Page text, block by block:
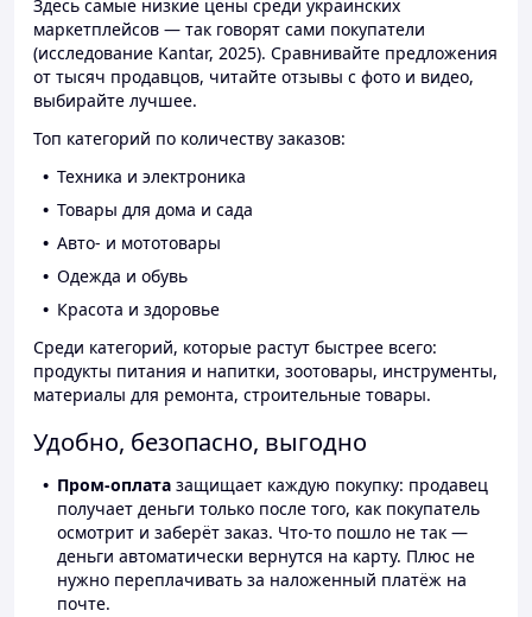
Здесь самые низкие цены среди украинских
маркетплейсов — так говорят сами покупатели
(исследование Kantar, 2025). Сравнивайте предложения
от тысяч продавцов, читайте отзывы с фото и видео,
выбирайте лучшее.
Топ категорий по количеству заказов:
Техника и электроника
Товары для дома и сада
Авто- и мототовары
Одежда и обувь
Красота и здоровье
Среди категорий, которые растут быстрее всего:
продукты питания и напитки, зоотовары, инструменты,
материалы для ремонта, строительные товары.
Удобно, безопасно, выгодно
Пром-оплата защищает каждую покупку: продавец
получает деньги только после того, как покупатель
осмотрит и заберёт заказ. Что-то пошло не так —
деньги автоматически вернутся на карту. Плюс не
нужно переплачивать за наложенный платёж на
почте.